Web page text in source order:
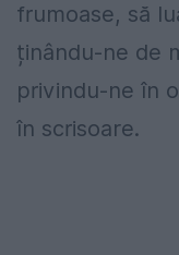
frumoase, să
ținându-ne de
privindu-ne în
în scrisoare.